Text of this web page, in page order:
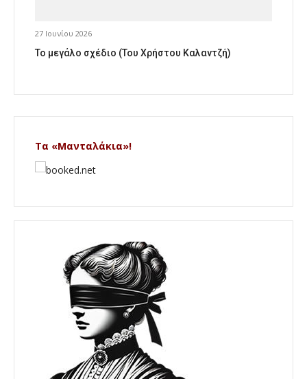
27 Ιουνίου 2026
Το μεγάλο σχέδιο (Του Χρήστου Καλαντζή)
Τα «Μανταλάκια»!